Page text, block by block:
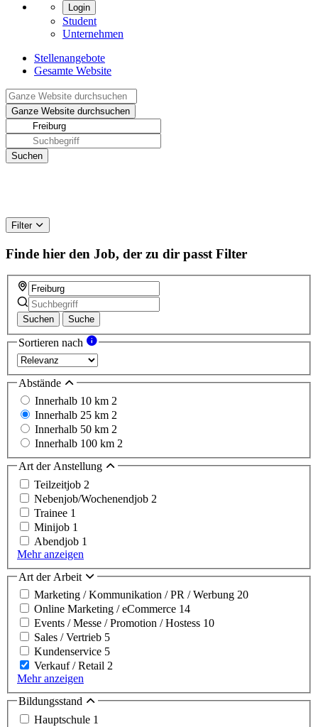
Login
Student
Unternehmen
Stellenangebote
Gesamte Website
Filter
Finde hier den Job, der zu dir passt Filter
Suchen Suche
Sortieren nach
Abstände
Innerhalb 10 km 2
Innerhalb 25 km 2
Innerhalb 50 km 2
Innerhalb 100 km 2
Art der Anstellung
Teilzeitjob 2
Nebenjob/Wochenendjob 2
Trainee 1
Minijob 1
Abendjob 1
Mehr anzeigen
Art der Arbeit
Marketing / Kommunikation / PR / Werbung 20
Online Marketing / eCommerce 14
Events / Messe / Promotion / Hostess 10
Sales / Vertrieb 5
Kundenservice 5
Verkauf / Retail 2
Mehr anzeigen
Bildungsstand
Hauptschule 1